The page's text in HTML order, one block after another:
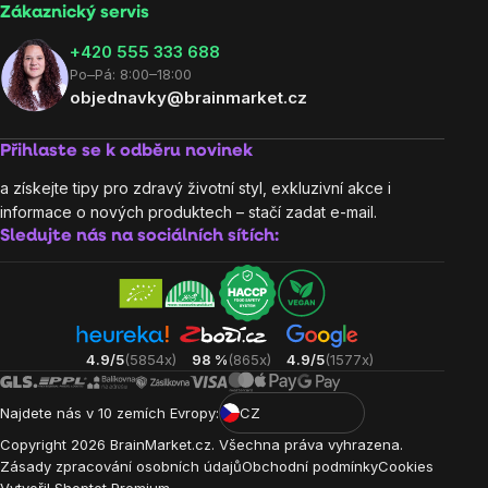
Zákaznický servis
‭+420 555 333 688
Po–Pá: 8:00–18:00
objednavky@brainmarket.cz
Přihlaste se k odběru novinek
a získejte tipy pro zdravý životní styl, exkluzivní akce i
informace o nových produktech – stačí zadat e-mail.
Sledujte nás na sociálních sítích:
4.9/5(5854x) 98 %(865x) 4.9/5(1577x)
Najdete nás v 10 zemích Evropy:
CZ
Copyright 2026 BrainMarket.cz. Všechna práva vyhrazena.
Zásady zpracování osobních údajůObchodní podmínkyCookies